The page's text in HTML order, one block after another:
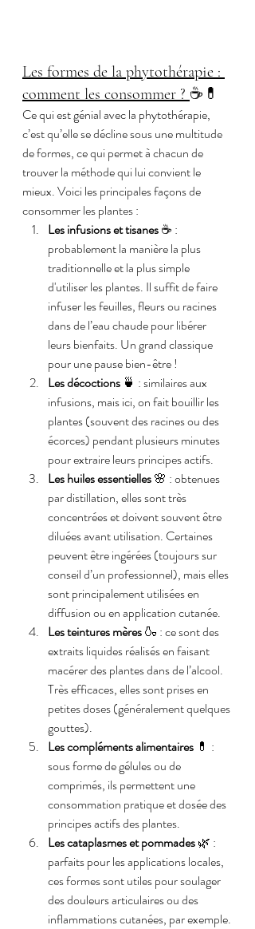
Les formes de la phytothérapie :
comment les consommer ? ☕💊
Ce qui est génial avec la phytothérapie,
c’est qu’elle se décline sous une multitude
de formes, ce qui permet à chacun de
trouver la méthode qui lui convient le
mieux. Voici les principales façons de
consommer les plantes :
Les infusions et tisanes ☕ :
probablement la manière la plus
traditionnelle et la plus simple
d'utiliser les plantes. Il suffit de faire
infuser les feuilles, fleurs ou racines
dans de l’eau chaude pour libérer
leurs bienfaits. Un grand classique
pour une pause bien-être !
Les décoctions 🍵 : similaires aux
infusions, mais ici, on fait bouillir les
plantes (souvent des racines ou des
écorces) pendant plusieurs minutes
pour extraire leurs principes actifs.
Les huiles essentielles 🌸 : obtenues
par distillation, elles sont très
concentrées et doivent souvent être
diluées avant utilisation. Certaines
peuvent être ingérées (toujours sur
conseil d’un professionnel), mais elles
sont principalement utilisées en
diffusion ou en application cutanée.
Les teintures mères 🍶 : ce sont des
extraits liquides réalisés en faisant
macérer des plantes dans de l’alcool.
Très efficaces, elles sont prises en
petites doses (généralement quelques
gouttes).
Les compléments alimentaires 💊 :
sous forme de gélules ou de
comprimés, ils permettent une
consommation pratique et dosée des
principes actifs des plantes.
Les cataplasmes et pommades 🌿 :
parfaits pour les applications locales,
ces formes sont utiles pour soulager
des douleurs articulaires ou des
inflammations cutanées, par exemple.